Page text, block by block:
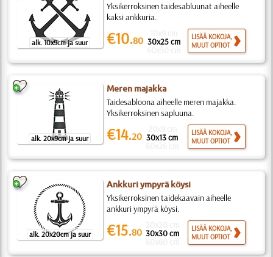
alk. 10x9cm ja suur
Yksikerroksinen taidesabluunat aiheelle
kaksi ankkuria.
€10.80 30x25 cm
LISÄÄ KOKOJA,
MUUT OPTIOT
alk. 20x9cm ja suur
Meren majakka
Taidesabloona aiheelle meren majakka.
Yksikerroksinen sapluuna.
€14.20 30x13 cm
LISÄÄ KOKOJA,
MUUT OPTIOT
alk. 20x20cm ja suur
Ankkuri ympyrä köysi
Yksikerroksinen taidekaavain aiheelle
ankkuri ympyrä köysi.
€15.80 30x30 cm
LISÄÄ KOKOJA,
MUUT OPTIOT